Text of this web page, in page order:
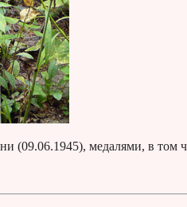
(09.06.1945), медалями, в том